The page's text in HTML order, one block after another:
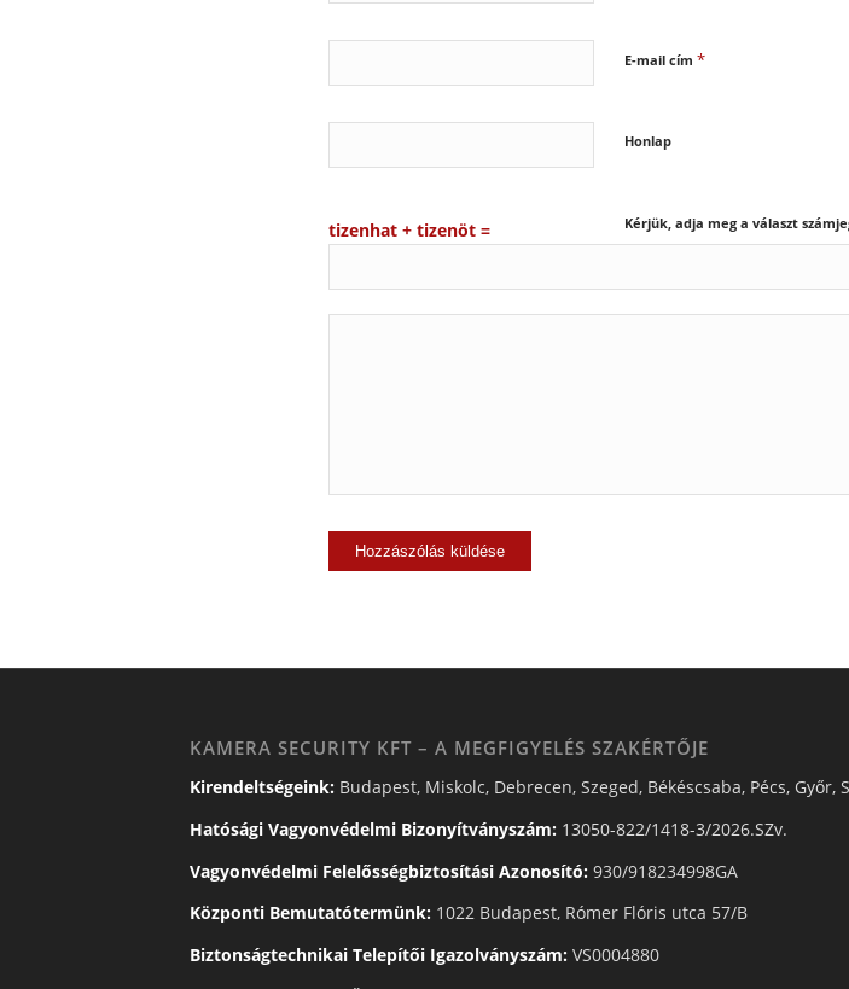
E-mail cím *
Honlap
Kérjük, adja meg a választ
tizenhat + tizenöt =
KAMERA SECURITY KFT – A MEGFIGYELÉS SZAKÉRTŐJE
Kirendeltségeink: Budapest, Miskolc, Debrecen, Szeged, Békéscsaba, Pécs, Győr,
Hatósági Vagyonvédelmi Bizonyítványszám: 13050-822/1418-3/2026.SZv.
Vagyonvédelmi Felelősségbiztosítási Azonosító: 930/918234998GA
Központi Bemutatótermünk: 1022 Budapest, Rómer Flóris utca 57/B
Biztonságtechnikai Telepítői Igazolványszám: VS0004880